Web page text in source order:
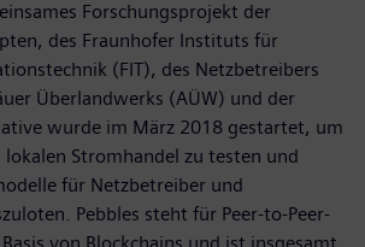
Forschungsprojekt der
des Fraunhofer Instituts für
(FIT), des Netzbetreibers
Überlandwerks (AÜW) und der
wurde im März 2018 gestartet, um
Stromhandel zu testen und
für Netzbetreiber und
Pebbles steht für Peer-to-Peer-